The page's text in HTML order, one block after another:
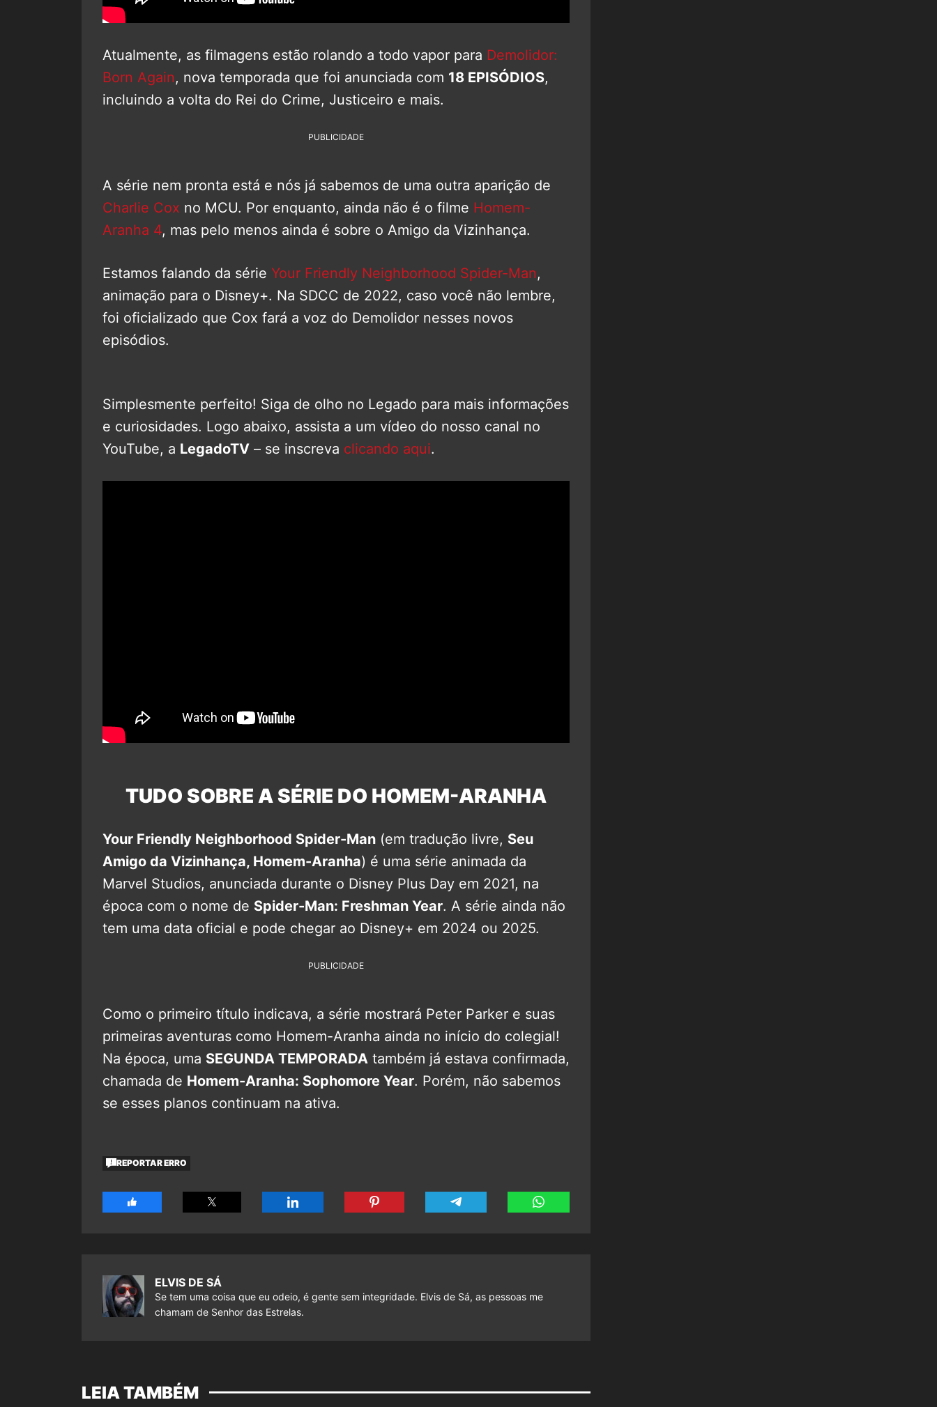
Atualmente, as filmagens estão rolando a todo vapor para Demolidor:
Born Again, nova temporada que foi anunciada com 18 EPISÓDIOS,
incluindo a volta do Rei do Crime, Justiceiro e mais.
PUBLICIDADE
A série nem pronta está e nós já sabemos de uma outra aparição de
Charlie Cox no MCU. Por enquanto, ainda não é o filme Homem-
Aranha 4, mas pelo menos ainda é sobre o Amigo da Vizinhança.
Estamos falando da série Your Friendly Neighborhood Spider-Man,
animação para o Disney+. Na SDCC de 2022, caso você não lembre,
foi oficializado que Cox fará a voz do Demolidor nesses novos
episódios.
Simplesmente perfeito! Siga de olho no Legado para mais informações
e curiosidades. Logo abaixo, assista a um vídeo do nosso canal no
YouTube, a LegadoTV – se inscreva clicando aqui.
TUDO SOBRE A SÉRIE DO HOMEM-ARANHA
Your Friendly Neighborhood Spider-Man (em tradução livre, Seu
Amigo da Vizinhança, Homem-Aranha) é uma série animada da
Marvel Studios, anunciada durante o Disney Plus Day em 2021, na
época com o nome de Spider-Man: Freshman Year. A série ainda não
tem uma data oficial e pode chegar ao Disney+ em 2024 ou 2025.
PUBLICIDADE
Como o primeiro título indicava, a série mostrará Peter Parker e suas
primeiras aventuras como Homem-Aranha ainda no início do colegial!
Na época, uma SEGUNDA TEMPORADA também já estava confirmada,
chamada de Homem-Aranha: Sophomore Year. Porém, não sabemos
se esses planos continuam na ativa.
REPORTAR ERRO
ELVIS DE SÁ
Se tem uma coisa que eu odeio, é gente sem integridade. Elvis de Sá, as pessoas me
chamam de Senhor das Estrelas.
LEIA TAMBÉM